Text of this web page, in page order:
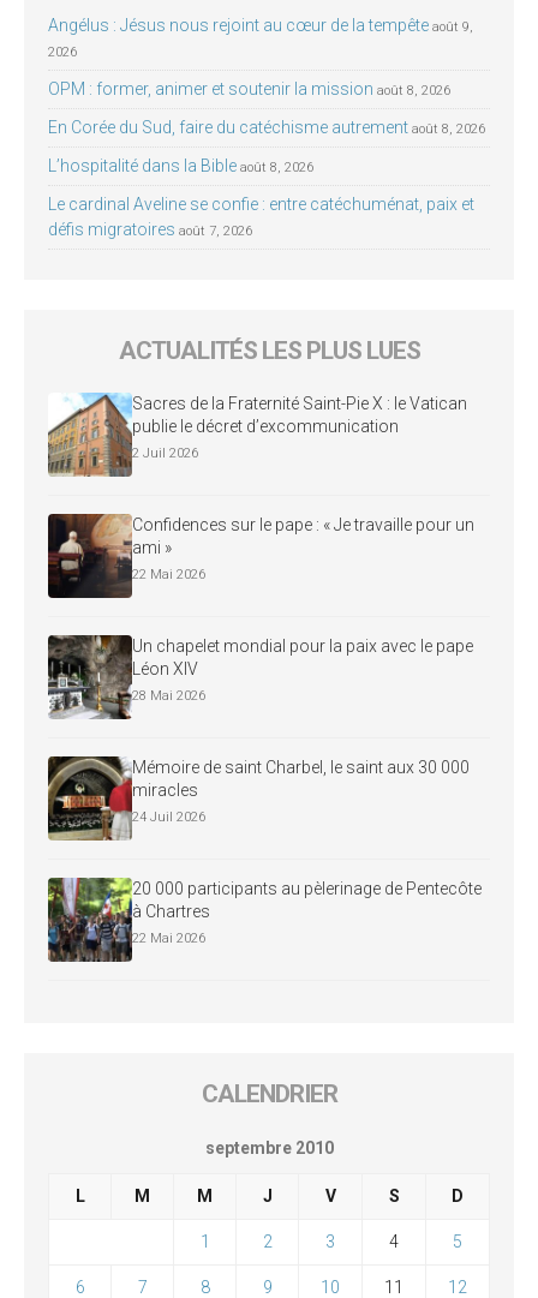
Angélus : Jésus nous rejoint au cœur de la tempête août 9,
2026
OPM : former, animer et soutenir la mission août 8, 2026
En Corée du Sud, faire du catéchisme autrement août 8, 2026
L’hospitalité dans la Bible août 8, 2026
Le cardinal Aveline se confie : entre catéchuménat, paix et
défis migratoires août 7, 2026
ACTUALITÉS LES PLUS LUES
Sacres de la Fraternité Saint-Pie X : le Vatican
publie le décret d’excommunication
2 Juil 2026
Confidences sur le pape : « Je travaille pour un
ami »
22 Mai 2026
Un chapelet mondial pour la paix avec le pape
Léon XIV
28 Mai 2026
Mémoire de saint Charbel, le saint aux 30 000
miracles
24 Juil 2026
20 000 participants au pèlerinage de Pentecôte
à Chartres
22 Mai 2026
CALENDRIER
septembre 2010
L M M J V S D
1 2 3 4 5
6 7 8 9 10 11 12